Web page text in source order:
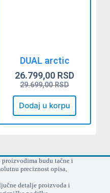
DUAL arctic
29.699,00RSD
26.799,00 RSD
Dodaj u korpu
budu tačne i
preciznost opisa,
detalje proizvoda i